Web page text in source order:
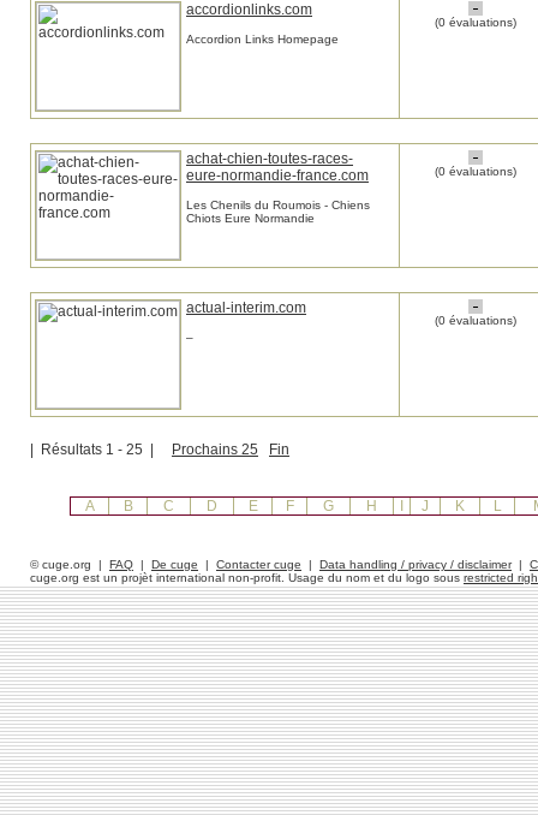
accordionlinks.com
Accordion Links Homepage
(0 évaluations)
achat-chien-toutes-races-
eure-normandie-france.com
Les Chenils du Roumois - Chiens
Chiots Eure Normandie
(0 évaluations)
actual-interim.com
–
(0 évaluations)
| Résultats 1 - 25 | Prochains 25 Fin
A B C D E F G H J K L
© cuge.org | FAQ | De cuge | Contacter cuge | Data handling / privacy / disclaimer|
cuge.org est un projèt international non-profit. Usage du nom et du logo sous restricted